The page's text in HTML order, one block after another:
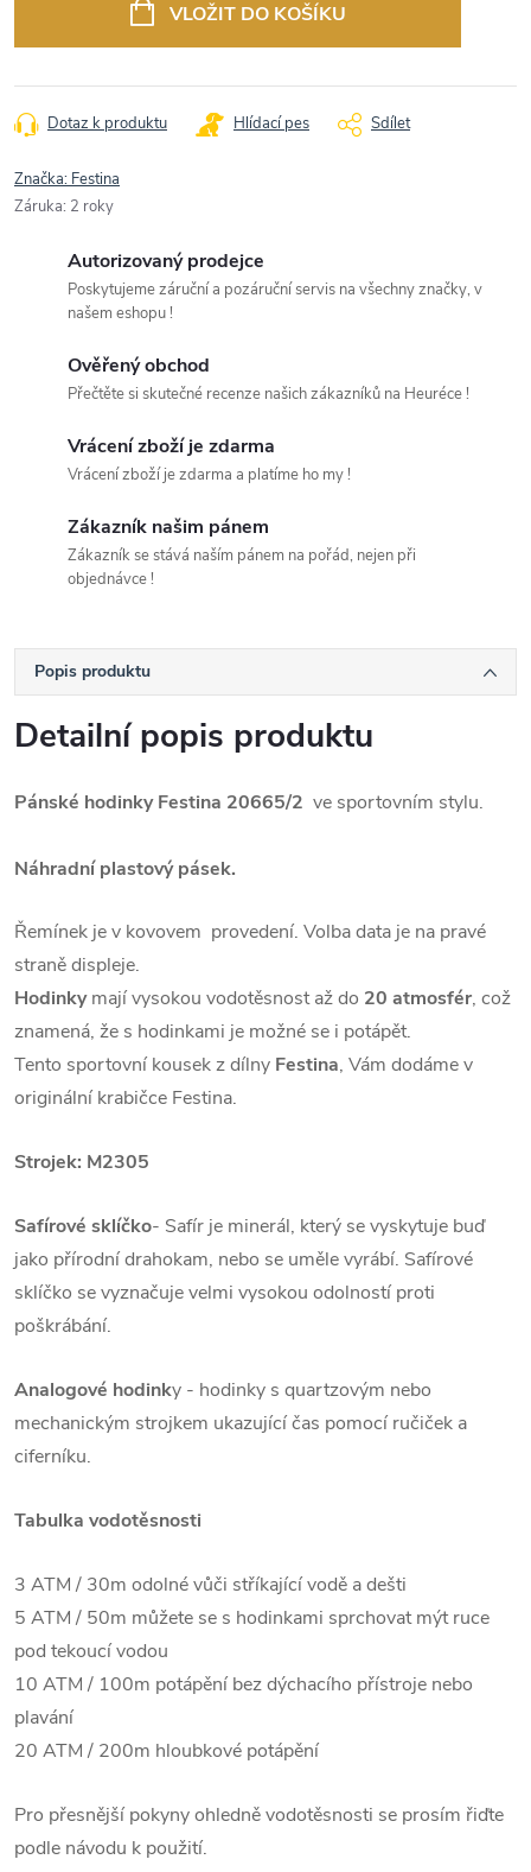
VLOŽIT DO KOŠÍKU
Dotaz k produktu Hlídací pes Sdílet
Značka: Festina
Záruka: 2 roky
Autorizovaný prodejce
Poskytujeme záruční a pozáruční servis na všechny značky, v
našem eshopu !
Ověřený obchod
Přečtěte si skutečné recenze našich zákazníků na Heuréce !
Vrácení zboží je zdarma
Vrácení zboží je zdarma a platíme ho my !
Zákazník našim pánem
Zákazník se stává naším pánem na pořád, nejen při
objednávce !
Popis produktu
Detailní popis produktu
Pánské hodinky Festina 20665/2 ve sportovním stylu.
Náhradní plastový pásek.
Řemínek je v kovovem provedení. Volba data je na pravé
straně displeje.
Hodinkymají vysokou vodotěsnost až do 20 atmosfér, což
znamená, že s hodinkami je možné se i potápět.
Tento sportovní kousek z dílny Festina, Vám dodáme v
originální krabičce Festina.
Strojek: M2305
Safírové sklíčko- Safír je minerál, který se vyskytuje buď
jako přírodní drahokam, nebo se uměle vyrábí. Safírové
sklíčko se vyznačuje velmi vysokou odolností proti
poškrábání.
Analogové hodinky - hodinky s quartzovým nebo
mechanickým strojkem ukazující čas pomocí ručiček a
ciferníku.
Tabulka vodotěsnosti
3 ATM / 30m odolné vůči stříkající vodě a dešti
5 ATM / 50m můžete se s hodinkami sprchovat mýt ruce
pod tekoucí vodou
10 ATM / 100m potápění bez dýchacího přístroje nebo
plavání
20 ATM / 200m hloubkové potápění
Pro přesnější pokyny ohledně vodotěsnosti se prosím řiďte
podle návodu k použití.